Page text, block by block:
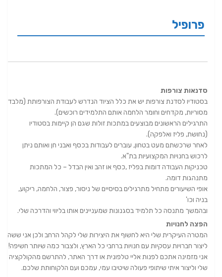
פרופיל
סדנאות צורפות
בסטודיו לסדנת צורפות יש את כלל הציוד הנדרש לעבודת הצורפותת (מלבד
מסוריות, מקדחים וחומר הלחמה אותם התלמידים רוכשים).
התרגילים הראשונים מבוצעים במתכות זולות שגם הן קיימות בסטודיו
(נחושת, פליז ואלפקה).
לאחר שרכשתם מעט בטחון, עוברים לעבודות בכסף ואבני חן ואותם ניתן
לרכוש בחנויות המקצועיות בת"א.
טכניקות העבודה דומות בפליז ,כסף או זהב ואין הבדל – כל המתכות
מתנהגות דומה.
אופי השיעורים מתחיל מתרגילים בסיסיים של ניסור, פצור, הלחמה, ריקוע,
בניה וכו'
ובהמשך מתנסה כל תלמיד בסגנונות שמעניינים אותו בליווי והדרכה שלי.
הפצה לחנויות
המטרה העיקרית שלי היא לחשוף את היצירות שלי לקהל הרחב ולכן אני ששה
ליצור חברויות עסקיות עם חנויות ברחבי כל הארץ, ולצבור כמה שיותר חשיפה!
אני מזמינה אתכם לפנות אליי טלפונית או דרך האתר, להתרשם מהקולקציה
שלי וליצור איתי שיתופי פעולה שיטיבו עמי, עמכם ועם הלקוחותת שלכם.